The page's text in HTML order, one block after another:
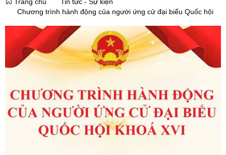
Chương trình hành động của người ứng cử đại biểu Quốc hội